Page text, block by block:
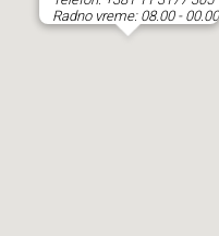
Radno vreme: 08.00 - 00.00